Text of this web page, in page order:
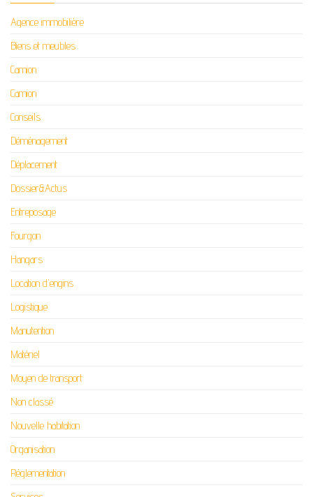
Agence immobilière
Biens et meubles
Camion
Camion
Conseils
Déménagement
Déplacement
Dossier&Actus
Entreposage
Fourgon
Hangars
Location d'engins
Logistique
Manutention
Matériel
Moyen de transport
Non classé
Nouvelle habitation
Organisation
Réglementation